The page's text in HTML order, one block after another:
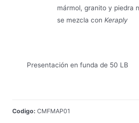
mármol, granito y piedra
se mezcla con Keraply
Presentación en funda de 50 LB
Codigo: CMFMAP01